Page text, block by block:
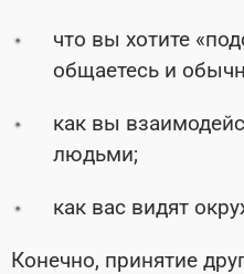
что вы хотите
общаетесь и
как вы
людьми;
как вас видят
Конечно, принятие